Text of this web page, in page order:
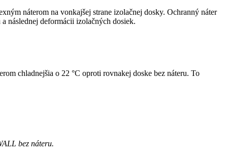
náterom na vonkajšej strane izolačnej dosky. Ochranný náter
následnej deformácii izolačných dosiek.
chladnejšia o 22 °C oproti rovnakej doske bez náteru. To
bez náteru.